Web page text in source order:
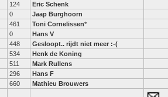
124 Eric Schenk
0 Jaap Burghoorn
461 Toni Cornelissen*
0 Hans V
448 Gesloopt.. rijdt niet meer :-(
534 Henk de Koning
511 Mark Rullens
296 Hans F
660 Mathieu Brouwers